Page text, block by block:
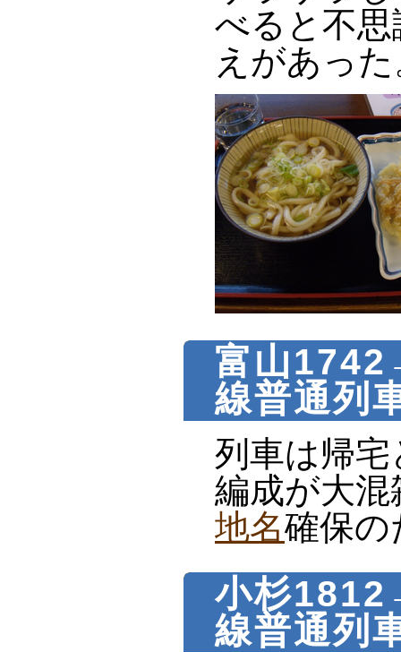
べると不
えがあっ
富山
線普通列
列車は帰
編成が大混
地名確保の
小杉
線普通列